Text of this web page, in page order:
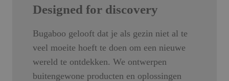
Designed for discovery
Bugaboo gelooft dat je als gezin niet al te
veel moeite hoeft te doen om een nieuwe
wereld te ontdekken. We ontwerpen
buitengewone producten en oplossingen